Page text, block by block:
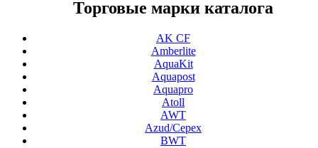
Торговые марки каталога
AK CF
Amberlite
AquaKit
Aquapost
Aquapro
Atoll
AWT
Azud/Cepex
BWT